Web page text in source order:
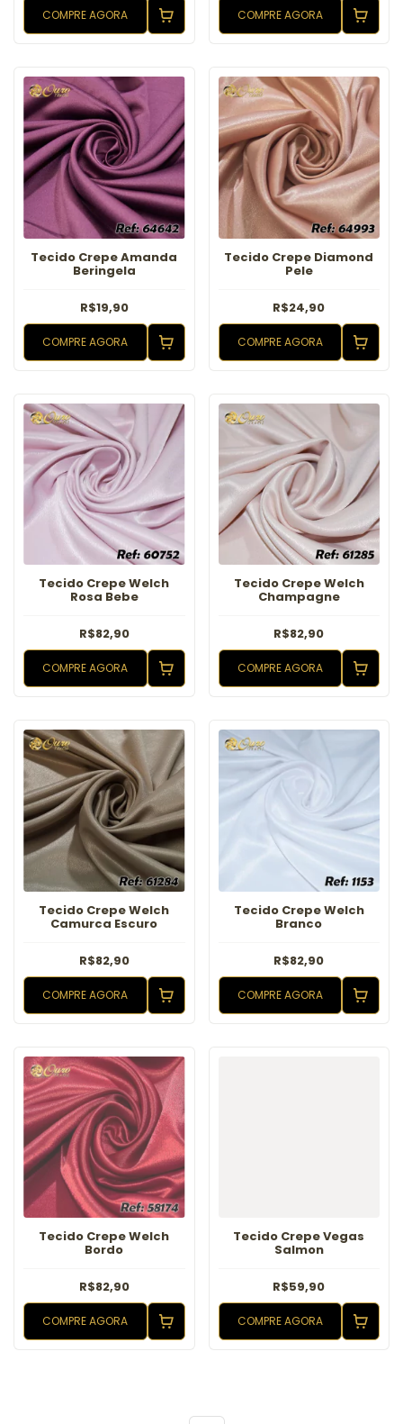
COMPRE AGORA COMPRE AGORA
Tecido Crepe Amanda
Beringela
R$19,90
COMPRE AGORA
Tecido Crepe Diamond
Pele
R$24,90
COMPRE AGORA
Tecido Crepe Welch
Rosa Bebe
R$82,90
COMPRE AGORA
Tecido Crepe Welch
Champagne
R$82,90
COMPRE AGORA
Tecido Crepe Welch
Camurca Escuro
R$82,90
COMPRE AGORA
Tecido Crepe Welch
Branco
R$82,90
COMPRE AGORA
Tecido Crepe Welch
Bordo
R$82,90
COMPRE AGORA
Tecido Crepe Vegas
Salmon
R$59,90
COMPRE AGORA